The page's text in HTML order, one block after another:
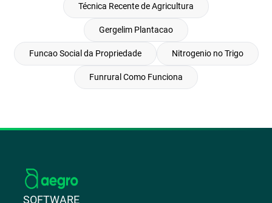
Técnica Recente de Agricultura
Gergelim Plantacao
Funcao Social da Propriedade Nitrogenio no Trigo
Funrural Como Funciona
SOFTWARE